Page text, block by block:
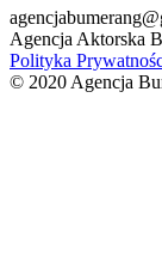
Agencja Aktorska
Polityka
© 2020 Agencja